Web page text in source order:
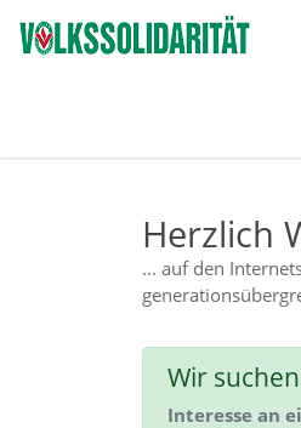
Direkt zur Hauptnavigation springen
Herzlich
... auf den
Wir
Interesse an